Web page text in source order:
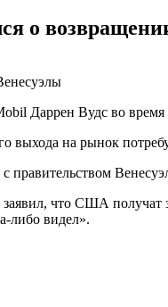
о
Даррен Вудс во
выхода на рынок
что США
либо видел».